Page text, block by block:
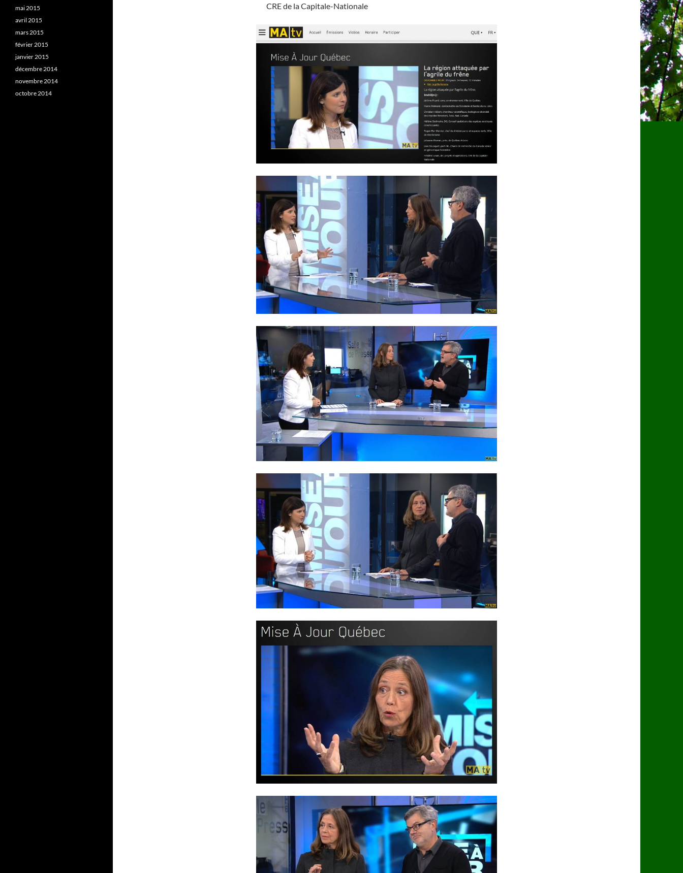
CRE de la Capitale-Nationale
mai 2015
avril 2015
mars 2015
février 2015
janvier 2015
décembre 2014
novembre 2014
octobre 2014